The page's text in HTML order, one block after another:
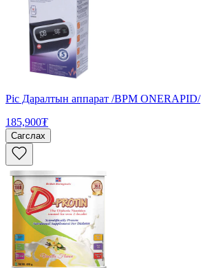
Pic Даралтын аппарат /BPM ONERAPID/
185,900₮
Сагслах